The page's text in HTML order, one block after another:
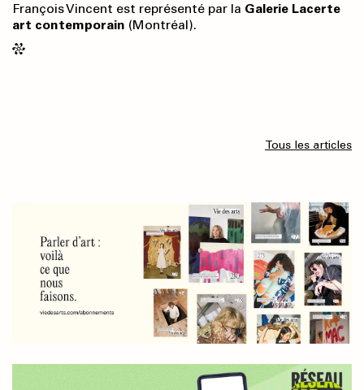
François Vincent est représenté par la Galerie Lacerte
art contemporain (Montréal).
Tous les articles